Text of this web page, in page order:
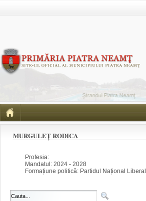
MURGULEȚ RODICA
Profesia:
Mandatul: 2024 - 2028
Formațiune politică: Partidul Național Liberal